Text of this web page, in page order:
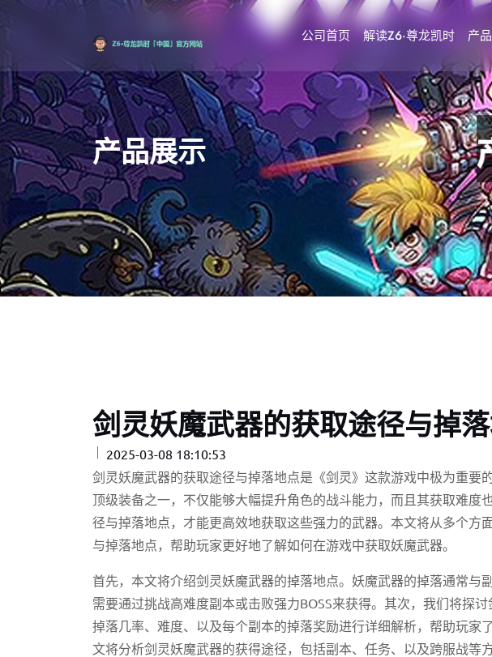
公司首页 解读Z6·尊龙凯时 产
产品展示
剑灵妖魔武器的获取途径与掉
2025-03-08 18:10:53
剑灵妖魔武器的获取途径与掉落地点是《剑灵》这款游戏中极为重要
顶级装备之一，不仅能够大幅提升角色的战斗能力，而且其获取难度
径与掉落地点，才能更高效地获取这些强力的武器。本文将从多个方
与掉落地点，帮助玩家更好地了解如何在游戏中获取妖魔武器。
首先，本文将介绍剑灵妖魔武器的掉落地点。妖魔武器的掉落通常与
需要通过挑战高难度副本或击败强力BOSS来获得。其次，我们将探
掉落几率、难度、以及每个副本的掉落奖励进行详细解析，帮助玩家
文将分析剑灵妖魔武器的获得途径，包括副本、任务、以及跨服战等